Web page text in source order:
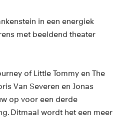
in een energiek
met beeldend theater
of Little Tommy en The
Van Severen en Jonas
op voor een derde
Ditmaal wordt het een meer